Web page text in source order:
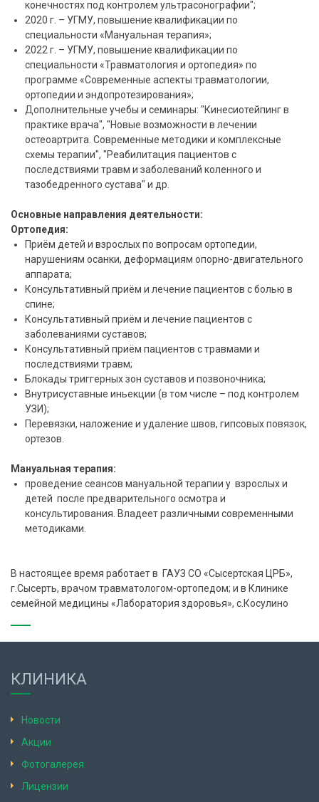
конечностях под контролем ультрасонографии";
2020 г. – УГМУ, повышение квалификации по
специальности «Мануальная терапия»;
2022 г. – УГМУ, повышение квалификации по
специальности «Травматология и ортопедия» по
программе «Современные аспекты травматологии,
ортопедии и эндопротезирования»;
Дополнительные учебы и семинары: "Кинесиотейпинг в
практике врача", "Новые возможности в лечении
остеоартрита. Современные методики и комплексные
схемы терапии", "Реабилитация пациентов с
последствиями травм и заболеваний коленного и
тазобедренного сустава" и др.
Основные направления деятельности:
Ортопедия:
Приём детей и взрослых по вопросам ортопедии,
нарушениям осанки, деформациям опорно-двигательного
аппарата;
Консультативный приём и лечение пациентов с болью в
спине;
Консультативный приём и лечение пациентов с
заболеваниями суставов;
Консультативный приём пациентов с травмами и
последствиями травм;
Блокады триггерных зон суставов и позвоночника;
Внутрисуставные иньекции (в том числе – под контролем
УЗИ);
Перевязки, наложение и удаление швов, гипсовых повязок,
ортезов.
Мануальная терапия:
проведение сеансов мануальной терапии у взрослых и
детей после предварительного осмотра и
консультирования. Владеет различными современными
методиками.
В настоящее время работает в ГАУЗ СО «Сысертская ЦРБ»,
г.Сысерть, врачом травматологом-ортопедом; и в Клинике
семейной медицины «Лаборатория здоровья», с.Косулино
КЛИНИКА
Новости
Акции
Фотогалерея
Лицензии